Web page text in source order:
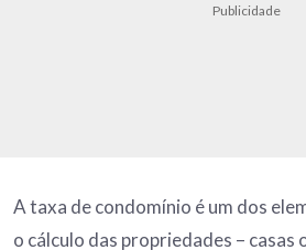
Publicidade
A taxa de condomínio é um dos
o cálculo das propriedades – casas